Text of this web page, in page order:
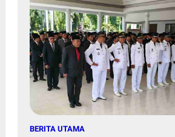
BERITA UTAMA